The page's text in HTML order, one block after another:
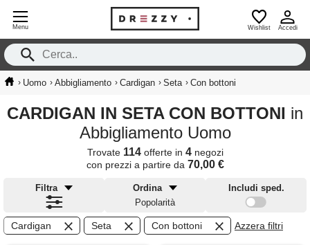
Menu Wishlist Accedi
› Uomo › Abbigliamento › Cardigan › Seta › Con bottoni
CARDIGAN IN SETA CON BOTTONI in
Abbigliamento Uomo
Trovate 114offerte in 4negozi
con prezzi a partire da 70,00 €
Filtra
Ordina
Popolarità
Includi sped.
Cardigan Seta Con bottoni Azzera filtri